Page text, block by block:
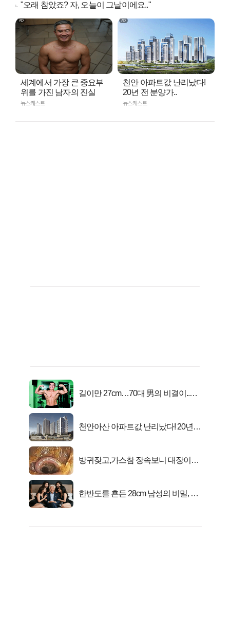
"오래 참았죠? 자, 오늘이 그날이에요.."
세계에서 가장 큰 중요부
위를 가진 남자의 진실
뉴스캐스트
천안 아파트값 난리났다!
20년 전 분양가..
뉴스캐스트
길이만 27cm…70대 男의 비결이..충
천안아산 아파트값 난리났다! 20년
방귀잦고,가스참 장속보니 대장이아
한반도를 흔든 28cm 남성의 비밀, 매